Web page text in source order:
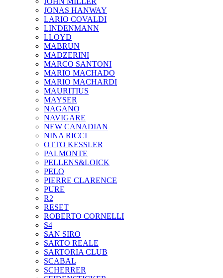
JONAS HANWAY
LARIO COVALDI
LINDENMANN
LLOYD
MABRUN
MADZERINI
MARCO SANTONI
MARIO MACHADO
MARIO MACHARDI
MAURITIUS
MAYSER
NAGANO
NAVIGARE
NEW CANADIAN
NINA RICCI
OTTO KESSLER
PALMONTE
PELLENS&LOICK
PELO
PIERRE CLARENCE
PURE
R2
RESET
ROBERTO CORNELLI
S4
SAN SIRO
SARTO REALE
SARTORIA CLUB
SCABAL
SCHERRER